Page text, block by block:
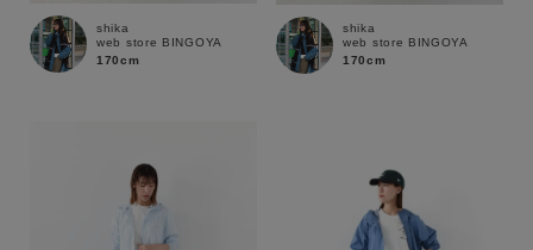
サイズ
shika
web store BINGOYA
170cm
shika
web store BINGOYA
170cm